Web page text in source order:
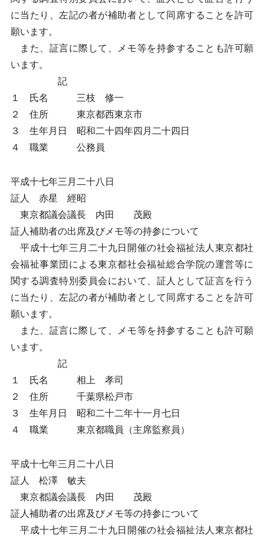
に当たり、左記の者が補助者として同席することを許可
願います。
また、証言に際して、メモ等を持参することも許可願
います。
記
１ 氏名 三枝 修一
２ 住所 東京都西東京市
３ 生年月日 昭和二十四年四月二十四日
４ 職業 公務員
平成十七年三月二十八日
証人 赤星 經昭
東京都議会議長 内田 茂殿
証人補助者の出席及びメモ等の持参について
平成十七年三月二十九日開催の社会福祉法人東京都社
会福祉事業団による東京都社会福祉総合学院の運営等に
関する調査特別委員会において、証人として証言を行う
に当たり、左記の者が補助者として同席することを許可
願います。
また、証言に際して、メモ等を持参することも許可願
います。
記
１ 氏名 相上 孝司
２ 住所 千葉県松戸市
３ 生年月日 昭和二十二年十一月七日
４ 職業 東京都職員（主席監察員）
平成十七年三月二十八日
証人 松澤 敏夫
東京都議会議長 内田 茂殿
証人補助者の出席及びメモ等の持参について
平成十七年三月二十九日開催の社会福祉法人東京都社